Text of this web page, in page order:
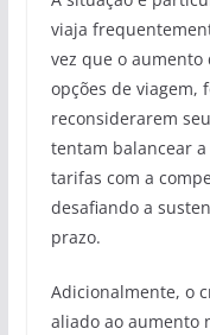
viaja
vez que o
opções de viagem,
reconsiderarem
tentam balancear
tarifas com a
desafiando a
prazo.
Adicionalmente, o
aliado ao aumento